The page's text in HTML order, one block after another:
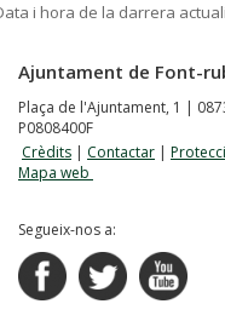
i hora de la darrera
Ajuntament de Font-
Plaça de l'Ajuntament, 1 |
P0808400F
Crèdits | Contactar |
Mapa web
Segueix-nos a: